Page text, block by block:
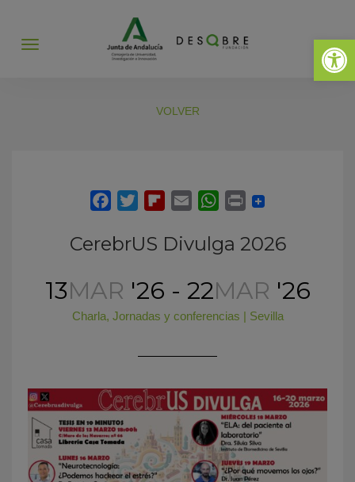
Abrir
Abrir
VOLVER
CerebrUS Divulga 2026
13MAR '26 - 22MAR '26
Charla, Jornadas y conferencias | Sevilla